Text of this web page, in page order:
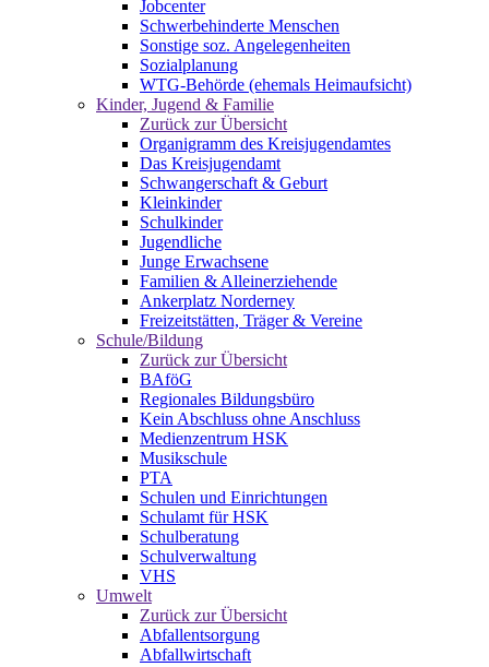
Jobcenter
Schwerbehinderte Menschen
Sonstige soz. Angelegenheiten
Sozialplanung
WTG-Behörde (ehemals Heimaufsicht)
Kinder, Jugend & Familie
Zurück zur Übersicht
Organigramm des Kreisjugendamtes
Das Kreisjugendamt
Schwangerschaft & Geburt
Kleinkinder
Schulkinder
Jugendliche
Junge Erwachsene
Familien & Alleinerziehende
Ankerplatz Norderney
Freizeitstätten, Träger & Vereine
Schule/Bildung
Zurück zur Übersicht
BAföG
Regionales Bildungsbüro
Kein Abschluss ohne Anschluss
Medienzentrum HSK
Musikschule
PTA
Schulen und Einrichtungen
Schulamt für HSK
Schulberatung
Schulverwaltung
VHS
Umwelt
Zurück zur Übersicht
Abfallentsorgung
Abfallwirtschaft